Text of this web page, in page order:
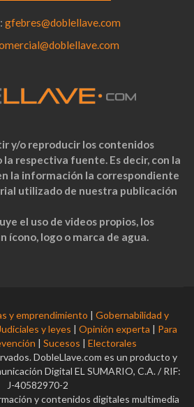
gfebres@doblellave.com
y/o reproducir los contenidos
respectiva fuente. Es decir, con la
la información la correspondiente
utilizado de nuestra publicación
el uso de videos propios, los
ícono, logo o marca de agua.
y emprendimiento | Gobernabilidad y
Judiciales y leyes | Opinión experta | Para
| Sucesos | Electorales
DobleLlave.com es un producto y
Digital EL SUMARIO, C.A. / RIF:
J-40582970-2
y contenidos digitales multimedia